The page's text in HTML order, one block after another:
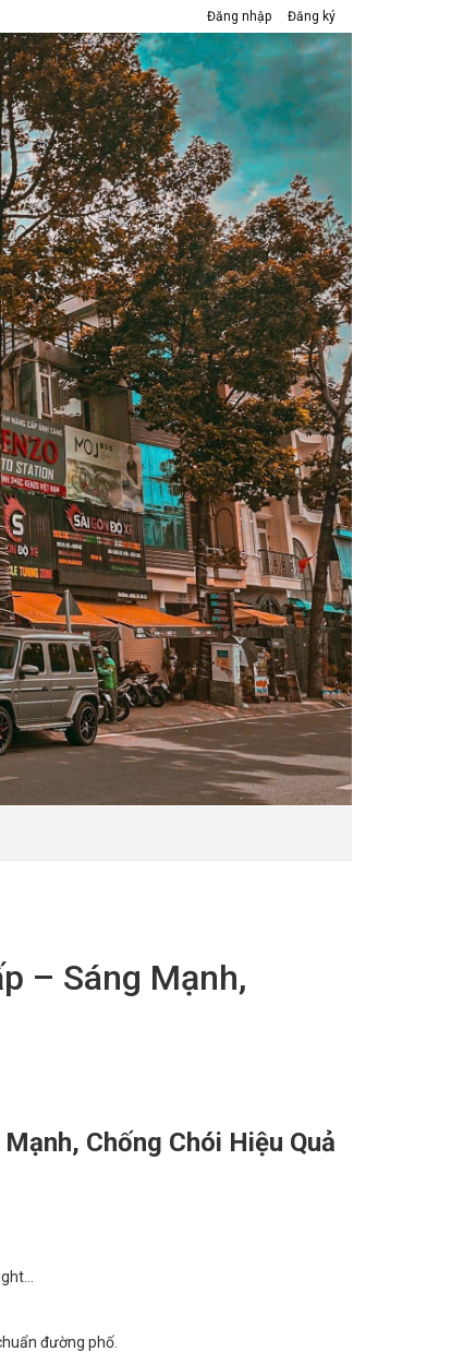
Đăng nhập Đăng ký
– Sáng Mạnh,
Chống Chói Hiệu Quả
đường phố.